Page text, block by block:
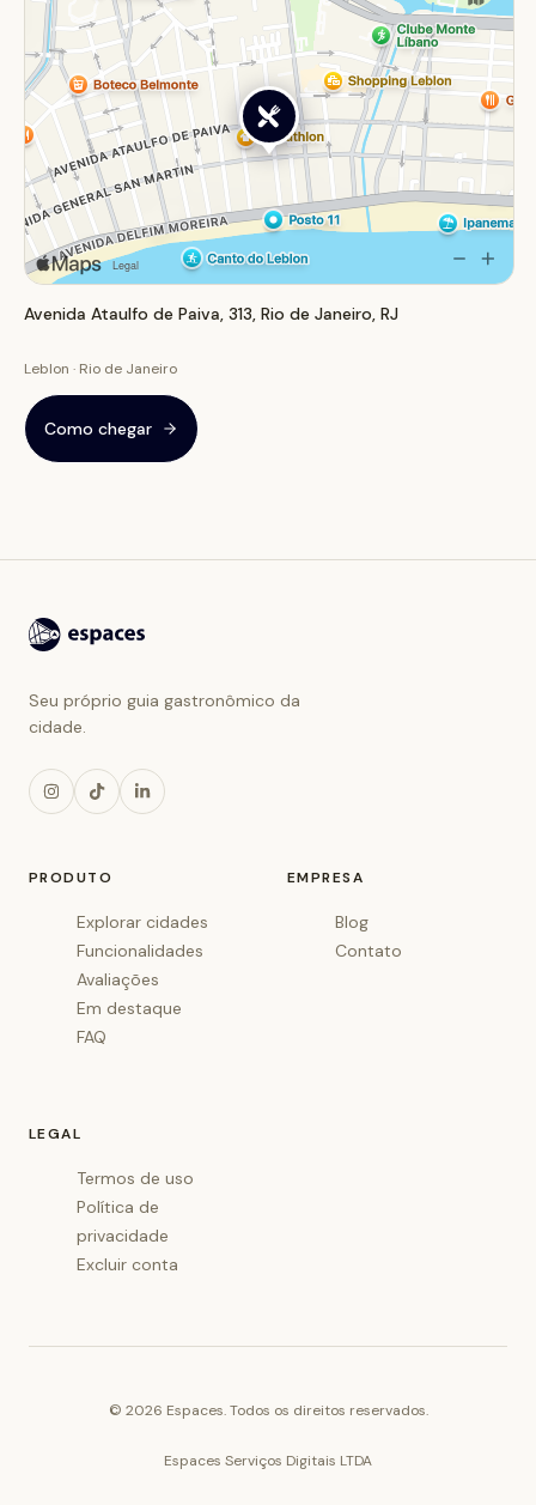
lanche da tarde com produtos frescos e saborosos.
Avenida Ataulfo de Paiva, 313, Rio de Janeiro, RJ
Leblon · Rio de Janeiro
Como chegar
Seu próprio guia gastronômico da
cidade.
PRODUTO
Explorar cidades
Funcionalidades
Avaliações
Em destaque
FAQ
EMPRESA
Blog
Contato
LEGAL
Termos de uso
Política de
privacidade
Excluir conta
© 2026 Espaces. Todos os direitos reservados.
Espaces Serviços Digitais LTDA